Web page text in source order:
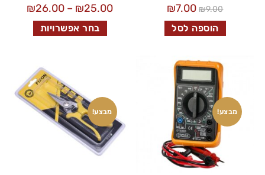
₪9.00
₪7.00
הוספה לסל
₪25.00
–
₪26.00
בחר אפשרויות
מבצע! מבצע!